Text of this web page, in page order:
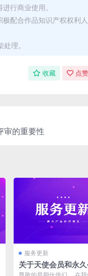
行商业使用。
配合作品知识产权权利人
理。
收藏 点
审的重要性
服务更新
关于天使会员和永久
暂停网站会员开通公